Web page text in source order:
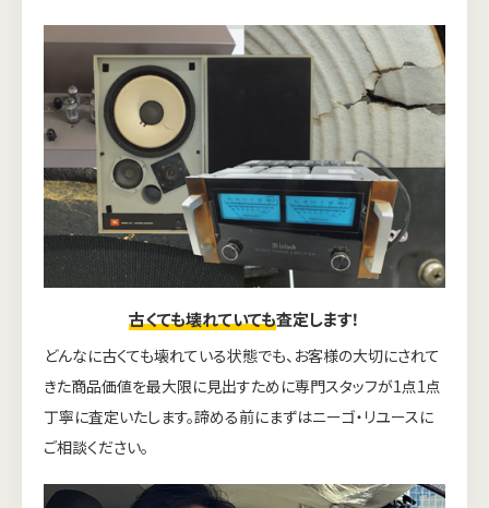
古くても壊れていても査定します！
どんなに古くても壊れている状態でも、お客様の大切にされて
きた商品価値を最大限に見出すために専門スタッフが1点1点
丁寧に査定いたします。諦める前にまずはニーゴ・リユースに
ご相談ください。